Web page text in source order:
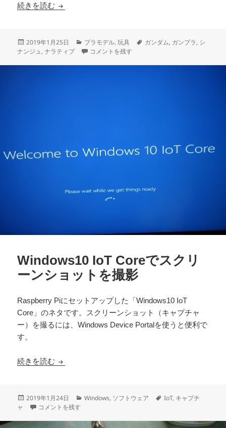
続きを読む マスキングテープで色分け塗装 ［HG シナンジ
投
稿
2019年1月25日
カ
テ
プラモデル,玩具
タ
ガンダム, ガンプラ, シ
ナンジュ,ナラティブ マスキングテープで色分け塗装 ［HG シナンジ
コメントを残す
Windows10 IoT Coreでスクリ
ーンショットを撮影
Raspberry Piにセットアップした「Windows10 IoT
Core」のネタです。スクリーンショット（キャプチャ
ー）を撮るには、Windows Device Portalを使うと便利で
す。
続きを読む Windows10 IoT Coreでスクリーンショットを撮影
投
稿
2019年1月24日
カ
Windows, ソフトウェア
タ
IoT, キャプチ
ャ
Windows10 IoT Coreでスクリーンショットを撮影 に
コメントを残す